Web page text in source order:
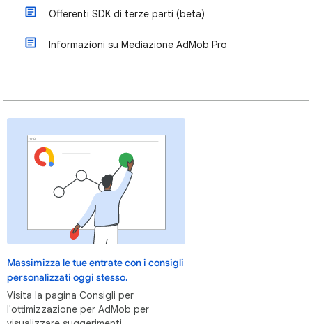
Offerenti SDK di terze parti (beta)
Informazioni su Mediazione AdMob Pro
Massimizza le tue entrate con i consigli
personalizzati oggi stesso.
Visita la pagina Consigli per
l'ottimizzazione per AdMob per